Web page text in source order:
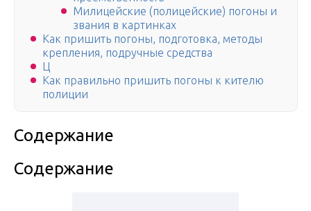
Милицейские (полицейские) погоны и
звания в картинках
Как пришить погоны, подготовка, методы
крепления, подручные средства
Ц
Как правильно пришить погоны к кителю
полиции
Содержание
Содержание